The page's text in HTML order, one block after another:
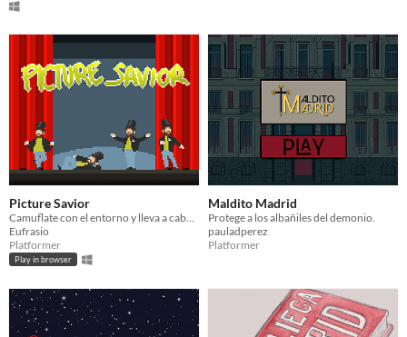
Picture Savior
Eufrasio
Platformer
Play in browser
Maldito Madrid
Protege a los albañiles del demonio.
pauladperez
Platformer